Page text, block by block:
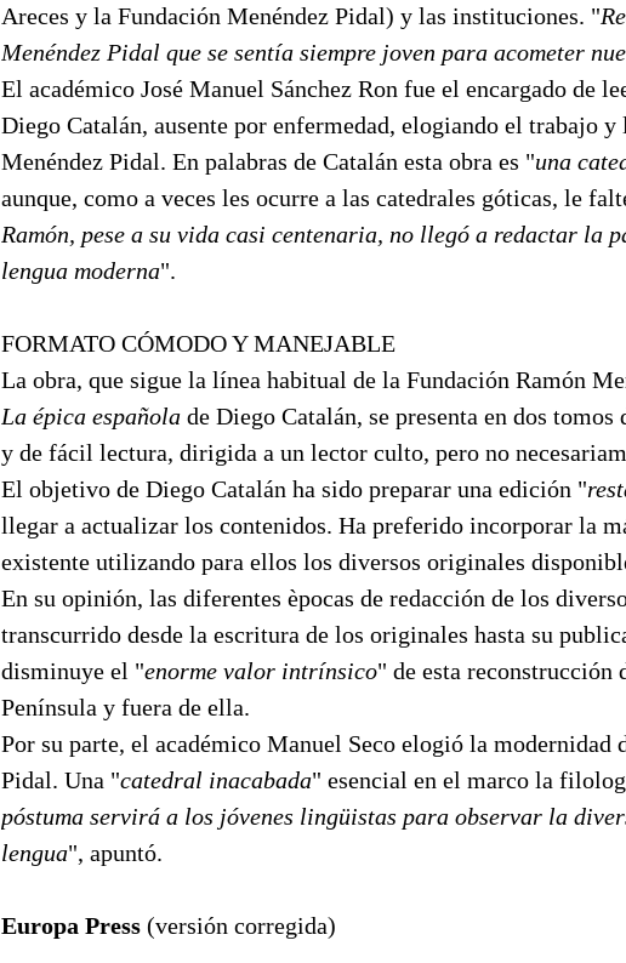
Areces y la Fundación Menéndez Pidal) y las instituciones. "
Menéndez Pidal que se sentía siempre joven para acometer
El académico José Manuel Sánchez Ron fue el encargado de
Diego Catalán, ausente por enfermedad, elogiando el trabajo y
Menéndez Pidal. En palabras de Catalán esta obra es "una
aunque, como a veces les ocurre a las catedrales góticas, le
Ramón, pese a su vida casi centenaria, no llegó a redactar la
lengua moderna".
FORMATO CÓMODO Y MANEJABLE
La obra, que sigue la línea habitual de la Fundación Ramón
La épica española de Diego Catalán, se presenta en dos
y de fácil lectura, dirigida a un lector culto, pero no
El objetivo de Diego Catalán ha sido preparar una edición "
llegar a actualizar los contenidos. Ha preferido incorporar la
existente utilizando para ellos los diversos originales
En su opinión, las diferentes èpocas de redacción de los
transcurrido desde la escritura de los originales hasta su
disminuye el "enorme valor intrínsico" de esta reconstrucción
Península y fuera de ella.
Por su parte, el académico Manuel Seco elogió la modernidad
Pidal. Una "catedral inacabada" esencial en el marco la
póstuma servirá a los jóvenes lingüistas para observar la
lengua", apuntó.
Europa Press (versión corregida)